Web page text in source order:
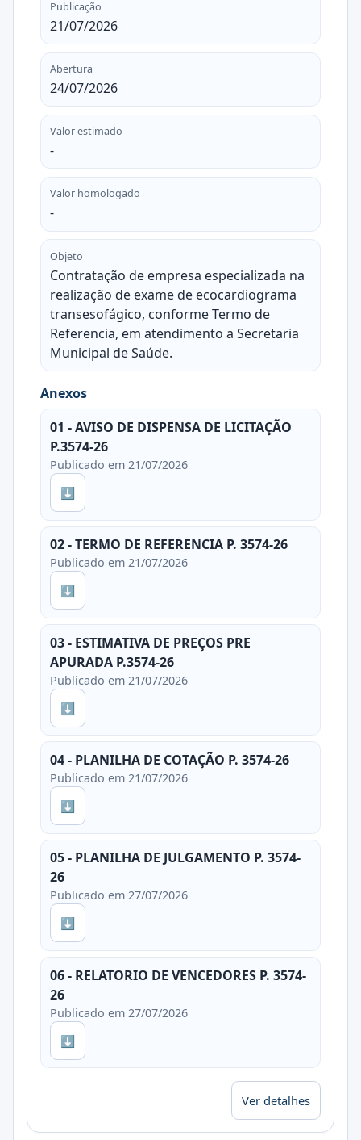
Publicação
21/07/2026
Abertura
24/07/2026
Valor estimado
-
Valor homologado
-
Objeto
Contratação de empresa especializada na
realização de exame de ecocardiograma
transesofágico, conforme Termo de
Referencia, em atendimento a Secretaria
Municipal de Saúde.
Anexos
01 - AVISO DE DISPENSA DE LICITAÇÃO
P.3574-26
Publicado em 21/07/2026
⬇
02 - TERMO DE REFERENCIA P. 3574-26
Publicado em 21/07/2026
⬇
03 - ESTIMATIVA DE PREÇOS PRE
APURADA P.3574-26
Publicado em 21/07/2026
⬇
04 - PLANILHA DE COTAÇÃO P. 3574-26
Publicado em 21/07/2026
⬇
05 - PLANILHA DE JULGAMENTO P. 3574-
26
Publicado em 27/07/2026
⬇
06 - RELATORIO DE VENCEDORES P. 3574-
26
Publicado em 27/07/2026
⬇
Ver detalhes